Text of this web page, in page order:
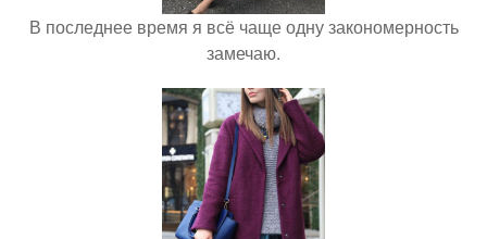
В последнее время я всё чаще одну закономерность
замечаю.